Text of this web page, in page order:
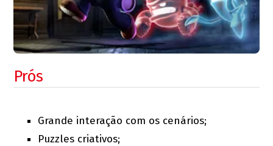
Prós
Grande interação com os cenários;
Puzzles criativos;